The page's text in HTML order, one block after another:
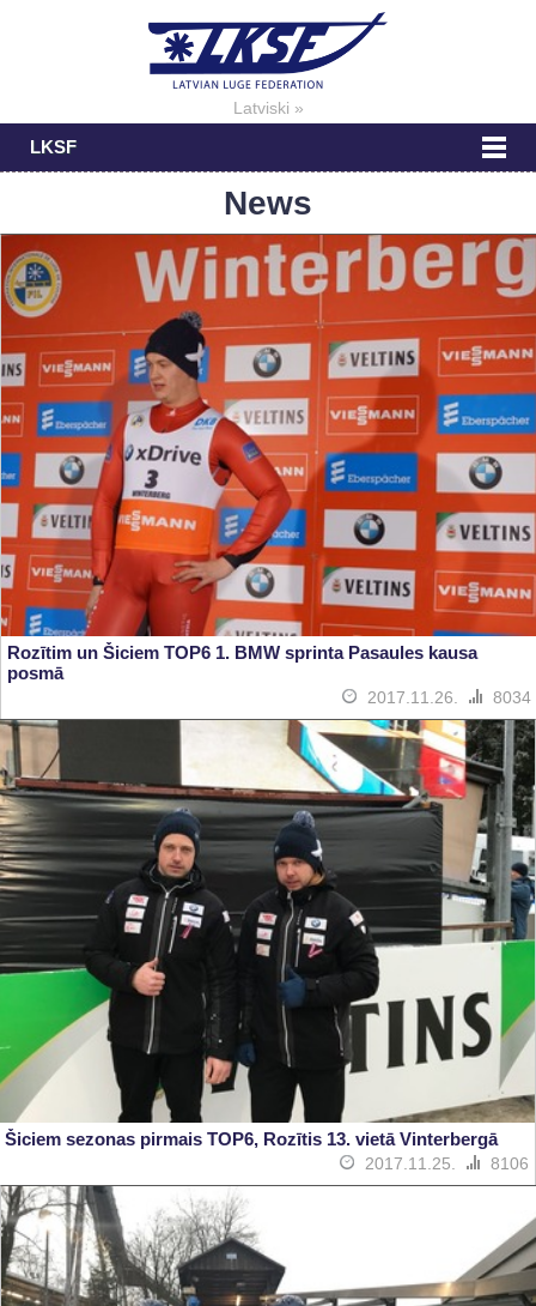
Latviski »
LKSF
News
Rozītim un Šiciem TOP6 1. BMW sprinta Pasaules kausa
posmā
2017.11.26. 8034
Šiciem sezonas pirmais TOP6, Rozītis 13. vietā Vinterbergā
2017.11.25. 8106